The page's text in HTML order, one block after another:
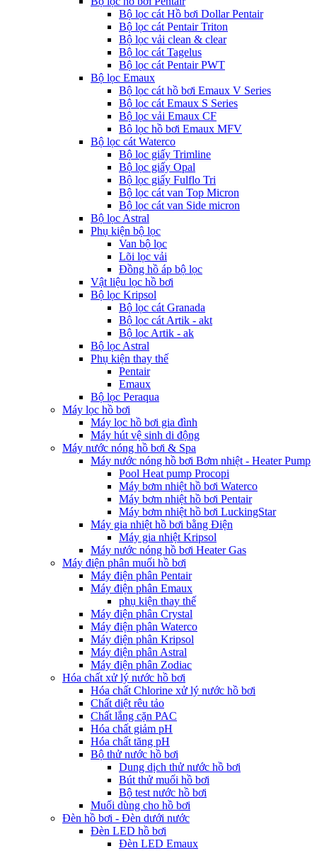
Bộ lọc cát Hồ bơi Dollar Pentair
Bộ lọc cát Pentair Triton
Bộ lọc vải clean & clear
Bộ lọc cát Tagelus
Bộ lọc cát Pentair PWT
Bộ lọc Emaux
Bộ lọc cát hồ bơi Emaux V Series
Bộ lọc cát Emaux S Series
Bộ lọc vải Emaux CF
Bô lọc hồ bơi Emaux MFV
Bộ lọc cát Waterco
Bộ lọc giấy Trimline
Bộ lọc giấy Opal
Bộ lọc giấy Fulflo Tri
Bộ lọc cát van Top Micron
Bộ lọc cát van Side micron
Bộ lọc Astral
Phụ kiện bộ lọc
Van bộ lọc
Lõi lọc vải
Đồng hồ áp bộ lọc
Vật liệu lọc hồ bơi
Bộ lọc Kripsol
Bộ lọc cát Granada
Bộ lọc cát Artik - akt
Bộ lọc Artik - ak
Bộ lọc Astral
Phụ kiện thay thế
Pentair
Emaux
Bộ lọc Peraqua
Máy lọc hồ bơi
Máy lọc hồ bơi gia đình
Máy hút vệ sinh di động
Máy nước nóng hồ bơi & Spa
Máy nước nóng hồ bơi Bơm nhiệt - Heater Pump
Pool Heat pump Procopi
Máy bơm nhiệt hồ bơi Waterco
Máy bơm nhiệt hồ bơi Pentair
Máy bơm nhiệt hồ bơi LuckingStar
Máy gia nhiệt hồ bơi bằng Điện
Máy gia nhiệt Kripsol
Máy nước nóng hồ bơi Heater Gas
Máy điện phân muối hồ bơi
Máy điện phân Pentair
Máy điện phân Emaux
phụ kiện thay thế
Máy điện phân Crystal
Máy điện phân Waterco
Máy điện phân Kripsol
Máy điện phân Astral
Máy điện phân Zodiac
Hóa chất xử lý nước hồ bơi
Hóa chất Chlorine xử lý nước hồ bơi
Chất diệt rêu tảo
Chất lắng cặn PAC
Hóa chất giảm pH
Hóa chất tăng pH
Bộ thử nước hồ bơi
Dung dịch thử nước hồ bơi
Bút thử muối hồ bơi
Bộ test nước hồ bơi
Muối dùng cho hồ bơi
Đèn hồ bơi - Đèn dưới nước
Đèn LED hồ bơi
Đèn LED Emaux